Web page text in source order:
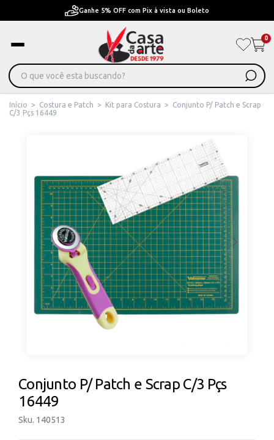
Pague em Até 6x sem juros ou ate 12x com
0
Início > Costura e Patch > Kit para Costura >
Conjunto P/ Patch e Scrap
C/3 Pçs 16449
Conjunto P/ Patch e Scrap C/3 Pçs
16449
Sku. 140513